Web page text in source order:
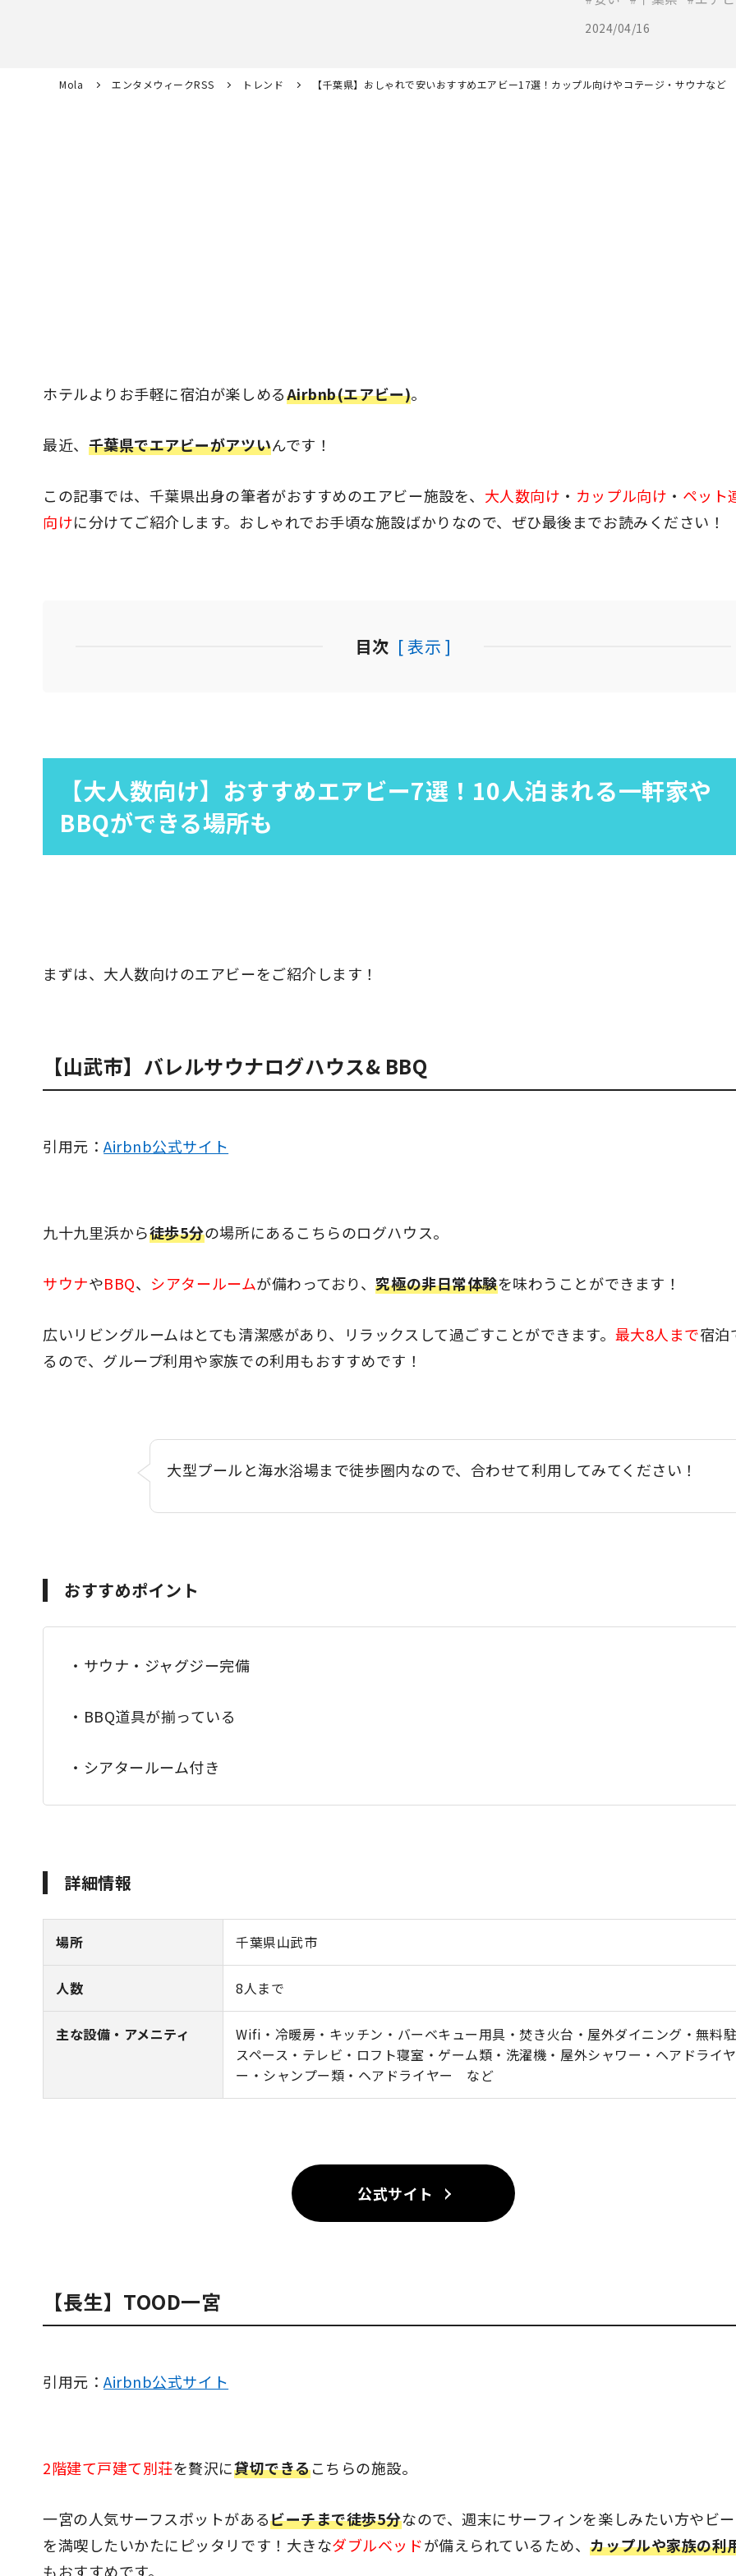
2024/04/16
Mola エンタメウィークRSS トレンド 【千葉県】おしゃれで安いおすすめエアビー17選！カップル向けやコテージ・サウナなど
ホテルよりお手軽に宿泊が楽しめるAirbnb(エアビー)。
最近、 千葉県でエアビーがアツいんです！
この記事では、千葉県出身の筆者がおすすめのエアビー施設を、 大人数向け ・ カップル向け ・ ペット
向けに分けてご紹介します。おしゃれでお手頃な施設ばかりなので、ぜひ最後までお読みください！
目次 [ 表示 ]
【大人数向け】おすすめエアビー7選！10人泊まれる一軒家や
BBQができる場所も
まずは、大人数向けのエアビーをご紹介します！
【山武市】バレルサウナログハウス& BBQ
引用元：Airbnb公式サイト
九十九里浜から徒歩5分の場所にあるこちらのログハウス。
サウナやBBQ、 シアタールームが備わっており、究極の非日常体験を味わうことができます！
広いリビングルームはとても清潔感があり、リラックスして過ごすことができます。 最大8人まで宿泊
るので、グループ利用や家族での利用もおすすめです！
大型プールと海水浴場まで徒歩圏内なので、合わせて利用してみてください！
おすすめポイント
・サウナ・ジャグジー完備
・BBQ道具が揃っている
・シアタールーム付き
詳細情報
場所 千葉県山武市
人数 8人まで
主な設備・アメニティ
Wifi・冷暖房・キッチン・バーベキュー用具・焚き火台・屋外ダイニング・無料
スペース・テレビ・ロフト寝室・ゲーム類・洗濯機・屋外シャワー・ヘアドライヤ
ー・シャンプー類・ヘアドライヤー など
公式サイト
【長生】TOOD一宮
引用元：Airbnb公式サイト
2階建て戸建て別荘を贅沢に貸切できるこちらの施設。
一宮の人気サーフスポットがあるビーチまで徒歩5分なので、週末にサーフィンを楽しみたい方やビ
を満喫したいかたにピッタリです！大きなダブルベッドが備えられているため、カップルや家族の利
もおすすめです。